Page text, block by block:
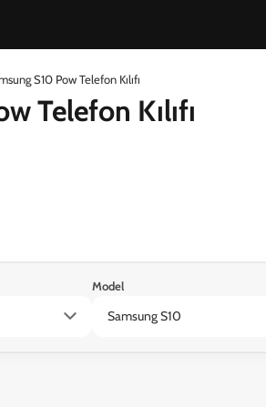
S10 Pow Telefon Kılıfı
Telefon Kılıfı
Model